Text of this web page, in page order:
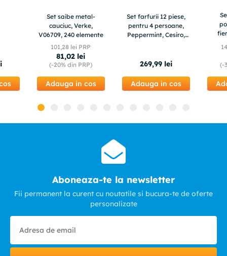
Set saibe metal-
cauciuc, Verke,
V06709, 240 elemente
101,28 lei PRP
81,02 lei
(-20% din PRP)
Adauga in cos
Set farfurii 12 piese,
pentru 4 persoane,
Peppermint, Cesiro,
269,99 lei
Adauga in cos
(-
Aboneaza-te la newsletter
Fii permanent la curent cu noutatile si bucura-te de oferte
personalizate